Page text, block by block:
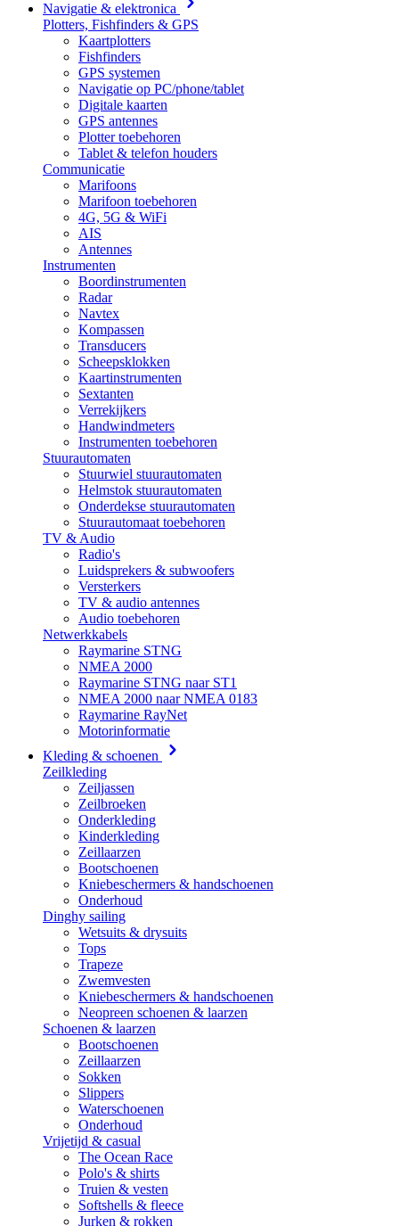
Navigatie & elektronica
Plotters, Fishfinders & GPS
Kaartplotters
Fishfinders
GPS systemen
Navigatie op PC/phone/tablet
Digitale kaarten
GPS antennes
Plotter toebehoren
Tablet & telefon houders
Communicatie
Marifoons
Marifoon toebehoren
4G, 5G & WiFi
AIS
Antennes
Instrumenten
Boordinstrumenten
Radar
Navtex
Kompassen
Transducers
Scheepsklokken
Kaartinstrumenten
Sextanten
Verrekijkers
Handwindmeters
Instrumenten toebehoren
Stuurautomaten
Stuurwiel stuurautomaten
Helmstok stuurautomaten
Onderdekse stuurautomaten
Stuurautomaat toebehoren
TV & Audio
Radio's
Luidsprekers & subwoofers
Versterkers
TV & audio antennes
Audio toebehoren
Netwerkkabels
Raymarine STNG
NMEA 2000
Raymarine STNG naar ST1
NMEA 2000 naar NMEA 0183
Raymarine RayNet
Motorinformatie
Kleding & schoenen
Zeilkleding
Zeiljassen
Zeilbroeken
Onderkleding
Kinderkleding
Zeillaarzen
Bootschoenen
Kniebeschermers & handschoenen
Onderhoud
Dinghy sailing
Wetsuits & drysuits
Tops
Trapeze
Zwemvesten
Kniebeschermers & handschoenen
Neopreen schoenen & laarzen
Schoenen & laarzen
Bootschoenen
Zeillaarzen
Sokken
Slippers
Waterschoenen
Onderhoud
Vrijetijd & casual
The Ocean Race
Polo's & shirts
Truien & vesten
Softshells & fleece
Jurken & rokken